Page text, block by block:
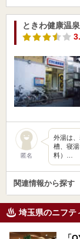
ときわ健康温泉
匿名
外湯は
槽、寝
料）…
関連情報から探す
埼玉県のニフテ